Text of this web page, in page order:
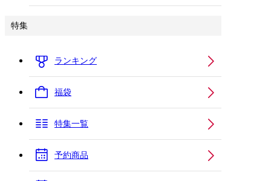
特集
ランキング
福袋
特集一覧
予約商品